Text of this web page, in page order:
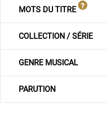
MOTS DU TITRE
COLLECTION / SÉRIE
GENRE MUSICAL
PARUTION